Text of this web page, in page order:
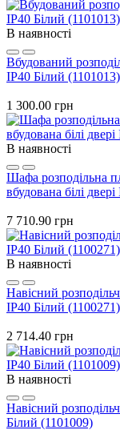
В наявності
Вбудований
IP40 Білий (1101013)
1 300.00 грн
В наявності
Шафа розподільна
вбудована білі
7 710.90 грн
В наявності
Навісний
IP40 Білий (1100271)
2 714.40 грн
В наявності
Навісний
Білий (1101009)